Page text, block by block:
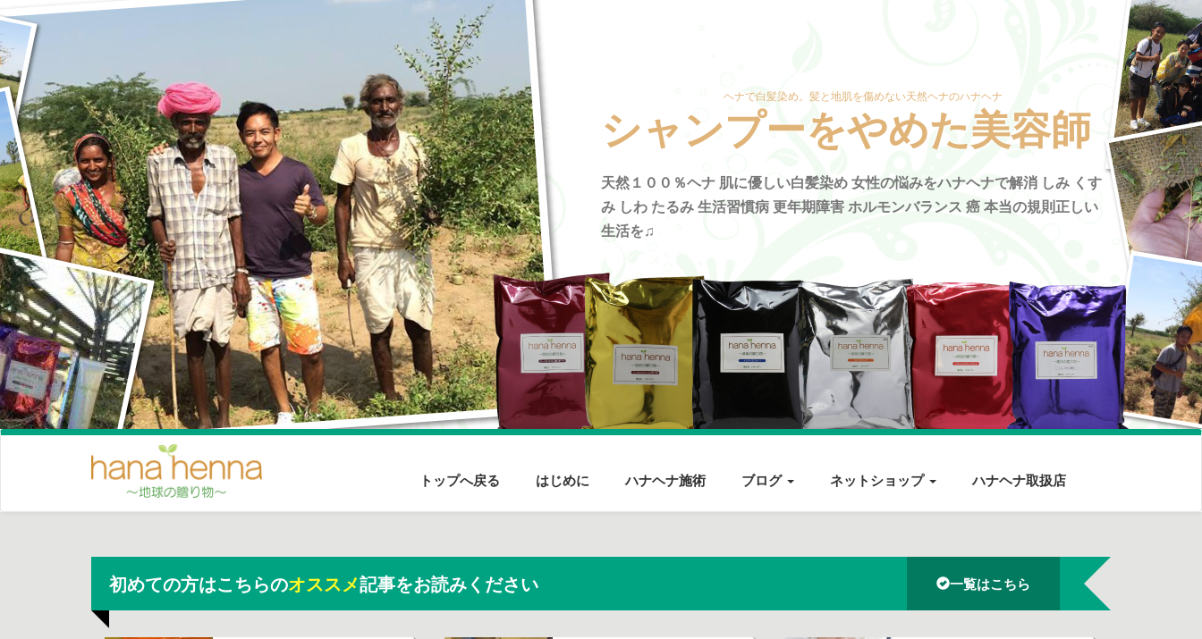
ヘナで白髪染め。髪と地肌を傷めない天然ヘナのハナヘナ
シャンプーをやめた美容師
天然１００％ヘナ 肌に優しい白髪染め 女性の悩みをハナヘナで解消 しみ くす
み しわ たるみ 生活習慣病 更年期障害 ホルモンバランス 癌 本当の規則正しい
生活を♫
トップへ戻る はじめに ハナヘナ施術 ブログ ネットショップ ハナヘナ取扱店
初めての方はこちらのオススメ記事をお読みください 一覧はこちら